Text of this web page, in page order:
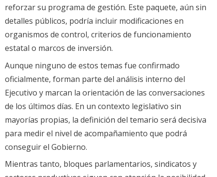
reforzar su programa de gestión. Este paquete, aún sin
detalles públicos, podría incluir modificaciones en
organismos de control, criterios de funcionamiento
estatal o marcos de inversión.
Aunque ninguno de estos temas fue confirmado
oficialmente, forman parte del análisis interno del
Ejecutivo y marcan la orientación de las conversaciones
de los últimos días. En un contexto legislativo sin
mayorías propias, la definición del temario será decisiva
para medir el nivel de acompañamiento que podrá
conseguir el Gobierno.
Mientras tanto, bloques parlamentarios, sindicatos y